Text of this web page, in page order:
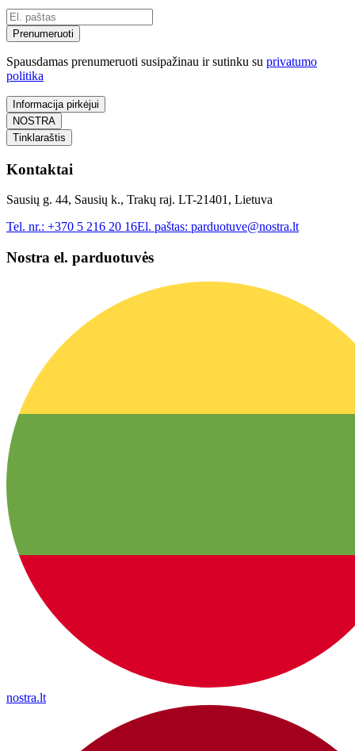
Prenumeruoti
Spausdamas prenumeruoti susipažinau ir sutinku su privatumo
politika
Informacija pirkėjui
NOSTRA
Tinklaraštis
Kontaktai
Sausių g. 44, Sausių k., Trakų raj. LT-21401, Lietuva
Tel. nr.: +370 5 216 20 16El. paštas: parduotuve@nostra.lt
Nostra el. parduotuvės
nostra.lt